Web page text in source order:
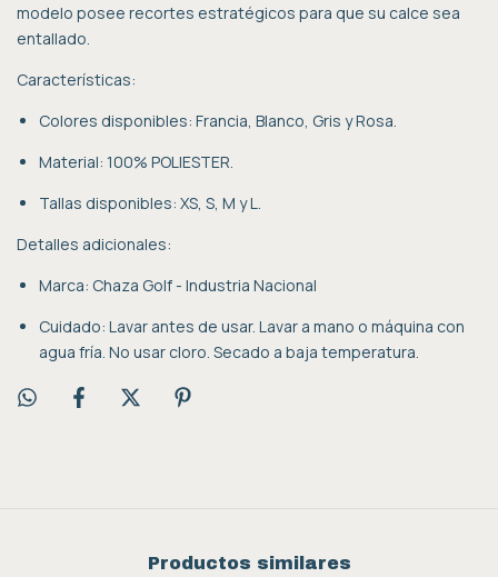
modelo posee recortes estratégicos para que su calce sea
entallado.
Características:
Colores disponibles: Francia, Blanco, Gris y Rosa.
Material: 100% POLIESTER.
Tallas disponibles: XS, S, M y L.
Detalles adicionales:
Marca: Chaza Golf - Industria Nacional
Cuidado: Lavar antes de usar. Lavar a mano o máquina con
agua fría. No usar cloro. Secado a baja temperatura.
Productos similares